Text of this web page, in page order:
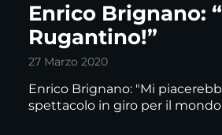
Enrico Brignano:
Rugantino!”
27 Marzo 2020
Enrico Brignano: "Mi
spettacolo in giro per il